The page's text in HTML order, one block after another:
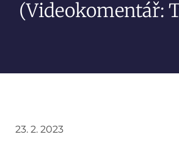
(Videokomentář:
23. 2. 2023